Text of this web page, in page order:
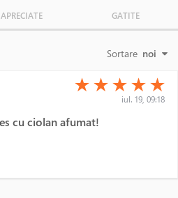
APRECIATE GATITE
Sortare noi
(*)
★ (*)
★ (*)
★ (*)
★ (*)
★
iul. 19, 09:18
cu ciolan afumat!